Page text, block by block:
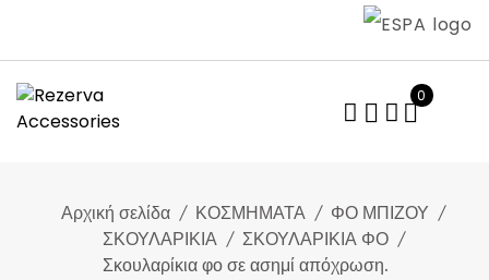
content
0
Αρχική σελίδα ΚΟΣΜΗΜΑΤΑ
ΦΟ ΜΠΙΖΟΥ
ΣΚΟΥΛΑΡΙΚΙΑ
ΣΚΟΥΛΑΡΙΚΙΑ ΦΟ
Σκουλαρίκια φο σε ασημί απόχρωση.